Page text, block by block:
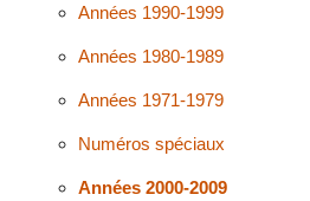
Années 1990-1999
Années 1980-1989
Années 1971-1979
Numéros spéciaux
Années 2000-2009